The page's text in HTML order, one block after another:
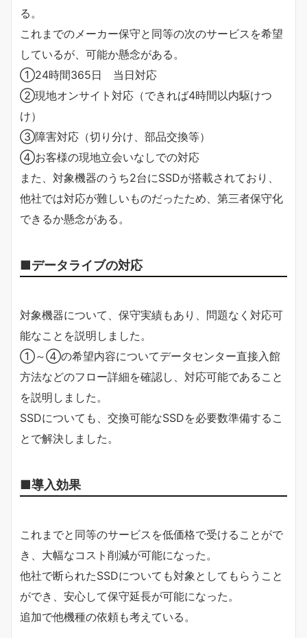
る。
これまでのメーカー保守と同等の次のサービスを希望
しているが、可能か懸念がある。
①24時間365日 当日対応
②現地オンサイト対応（できれば4時間以内駆けつ
け）
③障害対応（切り分け、部品交換等）
④お客様の現地立会いなしでの対応
また、対象機器のうち2台にSSDが搭載されており、
他社では対応が難しいものだったため、第三者保守化
できるか懸念がある。
■データライブの対応
対象機器について、保守実績もあり、問題なく対応可
能なことを説明しました。
①～④の希望内容についてデータセンター直接入館
方法などのフロー詳細を確認し、対応可能であること
を説明しました。
SSDについても、交換可能なSSDを必要数準備するこ
とで解決しました。
■導入効果
これまでと同等のサービスを低価格で受けることがで
き、大幅なコスト削減が可能になった。
他社で断られたSSDについても対象としてもらうこと
ができ、安心して保守延長が可能になった。
追加で他機種の依頼も考えている。